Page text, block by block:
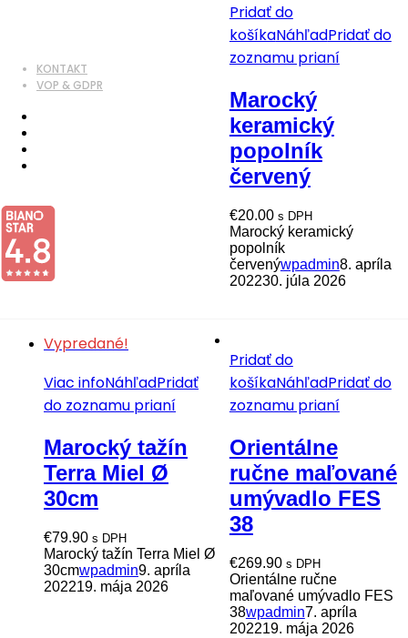
Pridať do
košíkaNáhľadPridať do
zoznamu prianí
Marocký
keramický
popolník
červený
€20.00 s DPH
Marocký keramický
popolník
červenýwpadmin8. apríla
202230. júla 2026
Vypredané!
Viac infoNáhľadPridať
do zoznamu prianí
Marocký tažín
Terra Miel Ø
30cm
€79.90 s DPH
Marocký tažín Terra Miel Ø
30cmwpadmin9. apríla
202219. mája 2026
Pridať do
košíkaNáhľadPridať do
zoznamu prianí
Orientálne
ručne maľované
umývadlo FES
38
€269.90 s DPH
Orientálne ručne
maľované umývadlo FES
38wpadmin7. apríla
202219. mája 2026
KONTAKT
VOP & GDPR